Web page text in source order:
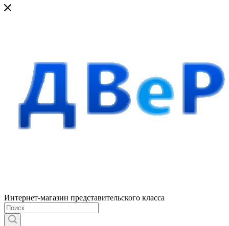
Интернет-магазин представительского класса